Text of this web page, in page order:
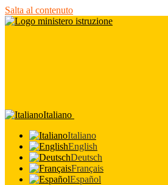
Salta al contenuto
Italiano
Italiano
English
Deutsch
Français
Español